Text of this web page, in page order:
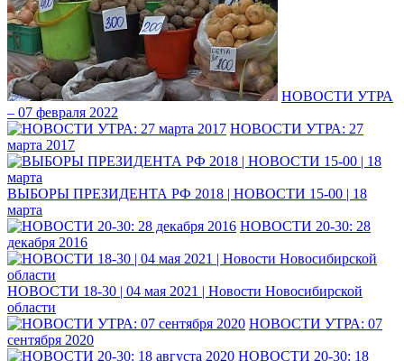
НОВОСТИ УТРА
– 07 февраля 2022
НОВОСТИ УТРА: 27
марта 2017
ВЫБОРЫ ПРЕЗИДЕНТА РФ 2018 | НОВОСТИ 15-00 | 18
марта
НОВОСТИ 20-30: 28
декабря 2016
НОВОСТИ 18-30 | 04 мая 2021 | Новости Новосибирской
области
НОВОСТИ УТРА: 07
сентября 2020
НОВОСТИ 20-30: 18